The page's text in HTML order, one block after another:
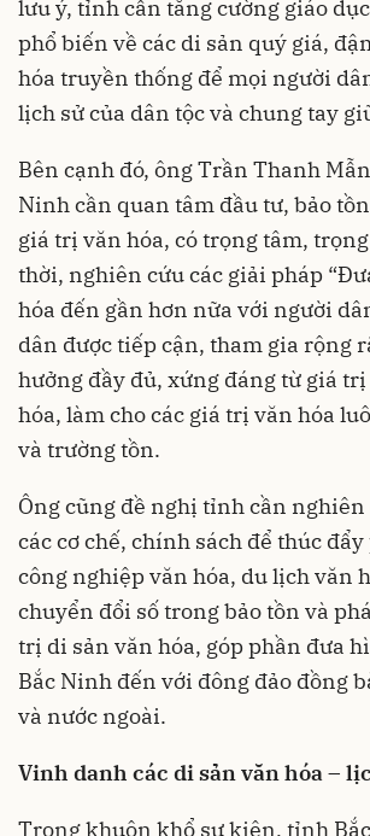
lưu ý, tỉnh cần tăng cường giáo
phổ biến về các di sản quý giá,
hóa truyền thống để mọi người
lịch sử của dân tộc và chung tay
Bên cạnh đó, ông Trần Thanh
Ninh cần quan tâm đầu tư, bảo
giá trị văn hóa, có trọng tâm,
thời, nghiên cứu các giải pháp
hóa đến gần hơn nữa với người
dân được tiếp cận, tham gia rộng
hưởng đầy đủ, xứng đáng từ giá
hóa, làm cho các giá trị văn hóa
và trường tồn.
Ông cũng đề nghị tỉnh cần
các cơ chế, chính sách để thúc
công nghiệp văn hóa, du lịch văn
chuyển đổi số trong bảo tồn và
trị di sản văn hóa, góp phần đưa
Bắc Ninh đến với đông đảo đồng
và nước ngoài.
Vinh danh các di sản văn hóa –
Trong khuôn khổ sự kiện, tỉnh